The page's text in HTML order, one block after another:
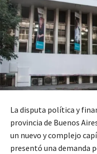
La disputa política y
provincia de Buenos
un nuevo y complejo
presentó una demanda